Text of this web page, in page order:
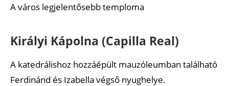
A város legjelentősebb temploma
Királyi Kápolna (Capilla Real)
A katedrálishoz hozzáépült mauzóleumban található
Ferdinánd és Izabella végső nyughelye.